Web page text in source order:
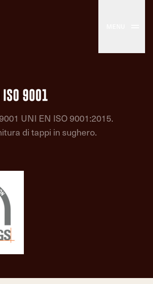
ISO 9001
UNI EN ISO 9001:2015.
di tappi in sughero.